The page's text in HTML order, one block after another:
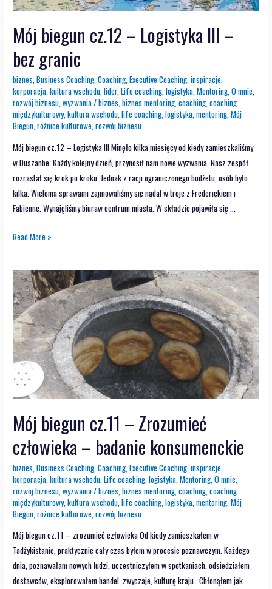
Mój biegun cz.12 – Logistyka III –
bez granic
biznes,Business Coaching,Coaching,Executive Coaching,inspiracje,
korporacja,kultura wschodu,lider,Life coaching,logistyka,Mentoring,O mnie,
rozwój biznesu,wyzwania/biznes,biznes mentoring,coaching,coaching
międzykulturowy,kultura wschodu,life coaching,logistyka,mentoring,Mój
Biegun,różnice kulturowe,rozwój biznesu
Mój biegun cz.12 – Logistyka III Minęło kilka miesięcy od kiedy zamieszkaliśmy
w Duszanbe. Każdy kolejny dzień, przynosił nam nowe wyzwania. Nasz zespół
rozrastał się krok po kroku. Jednak z racji ograniczonego budżetu, osób było
kilka. Wieloma sprawami zajmowaliśmy się nadal w troje z Frederickiem i
Fabienne. Wynajęliśmy biuraw centrum miasta. W składzie pojawiła się …
Read More »
Mój biegun cz.11 – Zrozumieć
człowieka – badanie konsumenckie
biznes ,Business Coaching ,Coaching ,Executive Coaching ,inspiracje
korporacja ,kultura wschodu ,Life coaching ,logistyka ,Mentoring ,O mnie
rozwój biznesu ,wyzwania/biznes ,biznes mentoring ,coaching ,coaching
międzykulturowy,kultura wschodu ,life coaching ,logistyka ,mentoring ,Mój
Biegun ,różnice kulturowe ,rozwój biznesu
Mój biegun cz.11 – zrozumieć człowieka Od kiedy zamieszkałem w
Tadżykistanie, praktycznie cały czas byłem w procesie poznawczym. Każdego
dnia, poznawałam nowych ludzi, uczestniczyłem w spotkaniach, odsiedziałem
dostawców, eksplorowałem handel, zwyczaje, kulturę kraju. Chłonąłem jak